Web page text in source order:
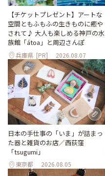
【チケットプレゼント】アートな
空間ともふもふの生きものに癒や
されて♪ 大人も楽しめる神戸の水
族館「átoa」と周辺さんぽ
兵庫県 [PR] 2026.08.07
日本の手仕事の「いま」が詰まっ
た器と雑貨のお店／西荻窪
「tsugumi」
東京都 2026.08.05